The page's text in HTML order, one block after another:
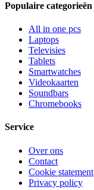
Populaire categorieën
All in one pcs
Laptops
Televisies
Tablets
Smartwatches
Videokaarten
Soundbars
Chromebooks
Service
Over ons
Contact
Cookie statement
Privacy policy